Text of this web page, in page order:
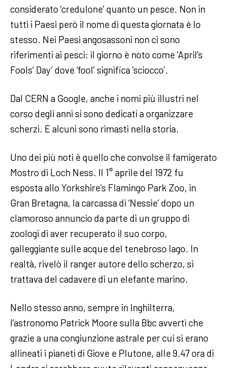
considerato ‘credulone’ quanto un pesce. Non in
tutti i Paesi però il nome di questa giornata è lo
stesso. Nei Paesi angosassoni non ci sono
riferimenti ai pesci: il giorno è noto come ‘April’s
Fools’ Day’ dove ‘fool’ significa ‘sciocco’.
Dal CERN a Google, anche i nomi più illustri nel
corso degli anni si sono dedicati a organizzare
scherzi. E alcuni sono rimasti nella storia.
Uno dei più noti è quello che convolse il famigerato
Mostro di Loch Ness. Il 1° aprile del 1972 fu
esposta allo Yorkshire’s Flamingo Park Zoo, in
Gran Bretagna, la carcassa di ‘Nessie’ dopo un
clamoroso annuncio da parte di un gruppo di
zoologi di aver recuperato il suo corpo,
galleggiante sulle acque del tenebroso lago. In
realtà, rivelò il ranger autore dello scherzo, si
trattava del cadavere di un elefante marino.
Nello stesso anno, sempre in Inghilterra,
l’astronomo Patrick Moore sulla Bbc avvertì che
grazie a una congiunzione astrale per cui si erano
allineati i pianeti di Giove e Plutone, alle 9.47 ora di